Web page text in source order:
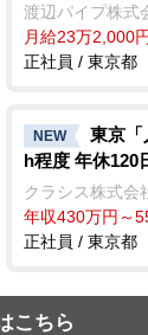
渡辺パイプ株式
月給23万2,000
正社員 / 東京都
NEW
東京「
h程度 年休120
クラシス株式会
年収430万円～
正社員 / 東京都
こちら